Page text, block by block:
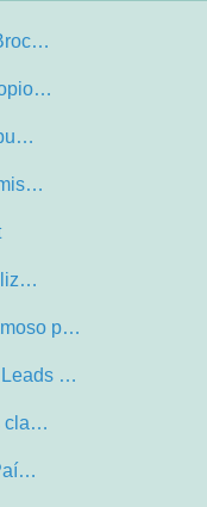
p…
Leads …
cla…